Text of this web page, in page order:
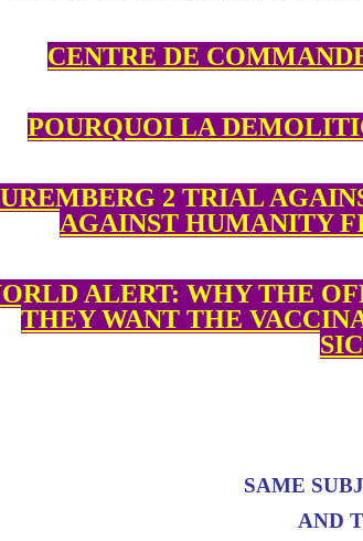
CENTRE DE
POURQUOI LA
2 TRIAL
AGAINST HUMANITY
ALERT: WHY THE
THEY WANT THE
SAME
AND